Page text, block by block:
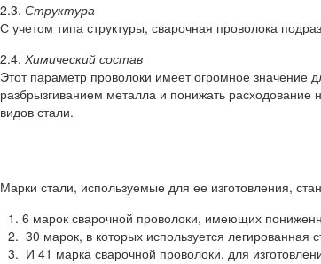
2.3. Структура
С учетом типа структуры, сварочная проволока
2.4. Химический состав
Этот параметр проволоки имеет огромное значение
разбрызгиванием металла и понижать расходование
видов стали.
Марки стали, используемые для ее изготовления,
6 марок сварочной проволоки, имеющих
30 марок, в которых используется легированная
И 41 марка сварочной проволоки, для